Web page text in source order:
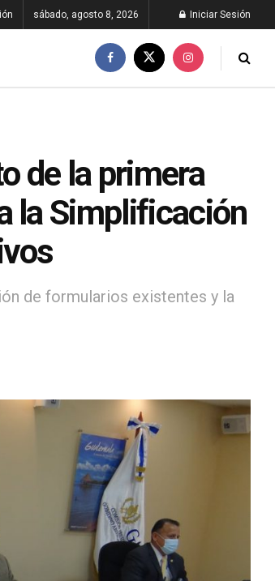
sábado, agosto 8, 2026 Iniciar Sesión
de la primera
la Simplificación
de formularios existentes y la